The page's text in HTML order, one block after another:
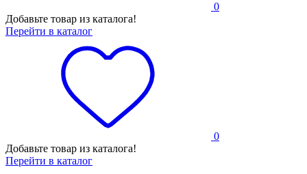
0
Добавьте товар из каталога!
Перейти в каталог
0
Добавьте товар из каталога!
Перейти в каталог